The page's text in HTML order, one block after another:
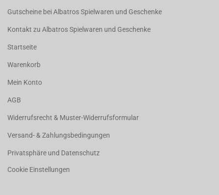
Gutscheine bei Albatros Spielwaren und Geschenke
Kontakt zu Albatros Spielwaren und Geschenke
Startseite
Warenkorb
Mein Konto
AGB
Widerrufsrecht & Muster-Widerrufsformular
Versand- & Zahlungsbedingungen
Privatsphäre und Datenschutz
Cookie Einstellungen